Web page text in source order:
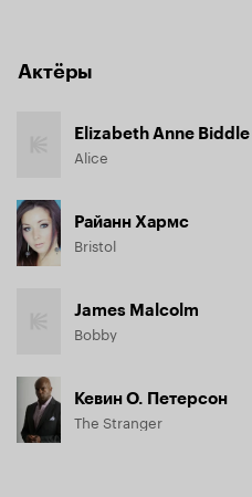
Актёры
Elizabeth Anne Biddle
Alice
Райанн Хармс
Bristol
James Malcolm
Bobby
Кевин О. Петерсон
The Stranger